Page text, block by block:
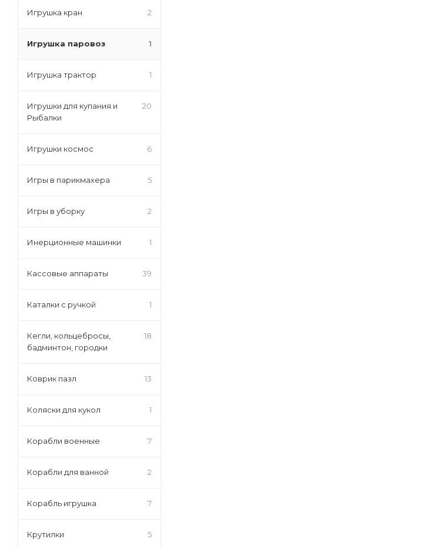
Игрушка кран 2
Игрушка паровоз 1
Игрушка трактор 1
Игрушки для купания и
Рыбалки
20
Игрушки космос 6
Игры в парикмахера 5
Игры в уборку 2
Инерционные машинки 1
Кассовые аппараты 39
Каталки с ручкой 1
Кегли, кольцебросы,
бадминтон, городки
18
Коврик пазл 13
Коляски для кукол 1
Корабли военные 7
Корабли для ванной 2
Корабль игрушка 7
Крутилки 5